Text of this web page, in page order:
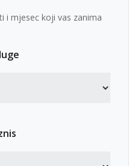
i mjesec koji vas zanima